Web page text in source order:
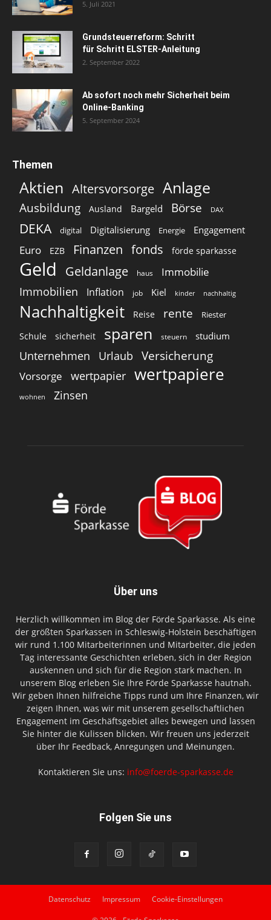
5. Juli 2021
Grundsteuerreform: Schritt
für Schritt ELSTER-Anleitung
2. September 2022
Ab sofort noch mehr Sicherheit beim
Online-Banking
5. September 2024
Themen
Aktien Altersvorsorge Anlage
Ausbildung Ausland Bargeld Börse DAX
DEKA digital Digitalisierung Energie Engagement
Euro EZB Finanzen fonds förde sparkasse
Geld Geldanlage haus Immobilie
Immobilien Inflation job Kiel kinder nachhaltig
Nachhaltigkeit Reise rente Riester
Schule sicherheit sparen steuern studium
Unternehmen Urlaub Versicherung
Vorsorge wertpapier wertpapiere
wohnen Zinsen
Über uns
Herzlich willkommen im Blog der Förde Sparkasse. Als eine
der größten Sparkassen in Schleswig-Holstein beschäftigen
wir rund 1.100 Mitarbeiterinnen und Mitarbeiter, die jeden
Tag interessante Geschichten erleben, sich in der Region
auskennen und sich für die Region stark machen. In
unserem Blog erleben Sie Ihre Förde Sparkasse hautnah.
Wir geben Ihnen hilfreiche Tipps rund um Ihre Finanzen, wir
zeigen Ihnen, was wir mit unserem gesellschaftlichen
Engagement im Geschäftsgebiet alles bewegen und lassen
Sie hinter die Kulissen blicken. Wir freuen uns jederzeit
über Ihr Feedback, Anregungen und Meinungen.
Kontaktieren Sie uns: info@foerde-sparkasse.de
Folgen Sie uns
Datenschutz Impressum Cookie-Einstellungen